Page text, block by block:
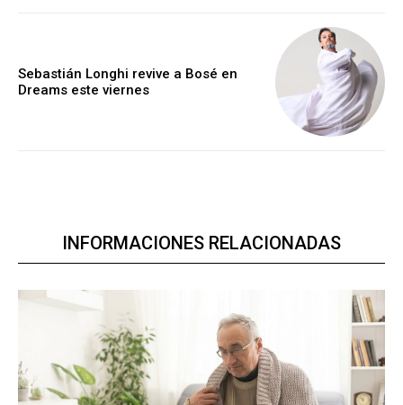
Sebastián Longhi revive a Bosé en
Dreams este viernes
INFORMACIONES RELACIONADAS